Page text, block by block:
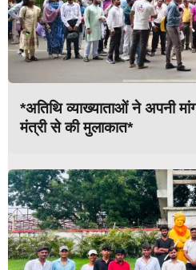
*अतिथि व्याख्याताओं ने अपनी
मंत्री से की मुलाकात*